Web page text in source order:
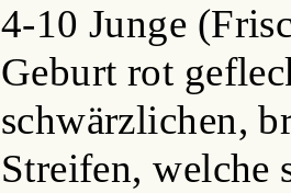
4-10 Junge
Geburt rot
schwärzlichen,
Streifen, welche